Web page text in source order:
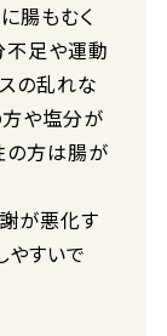
腸もむく
不足や運動
の乱れな
方や塩分が
の方は腸が
が悪化す
やすいで